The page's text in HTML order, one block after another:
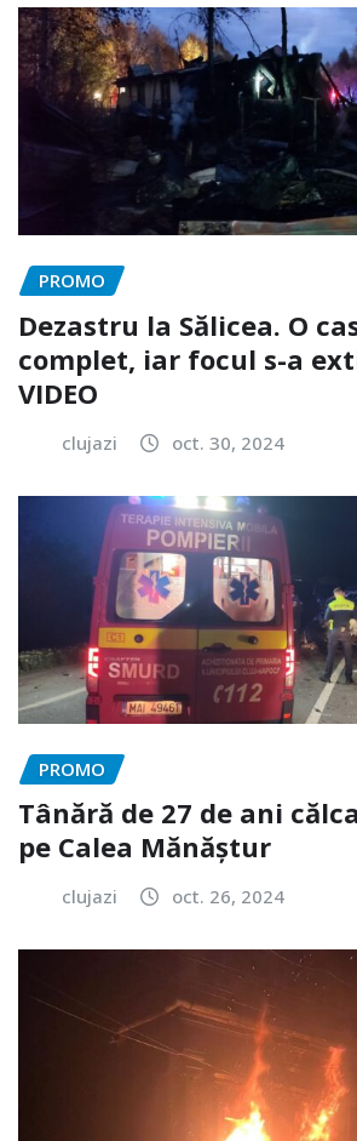
PROMO
Dezastru la Sălicea. O
complet, iar focul s-a
VIDEO
clujazi oct. 30, 2024
PROMO
Tânără de 27 de ani
pe Calea Mănăștur
clujazi oct. 26, 2024